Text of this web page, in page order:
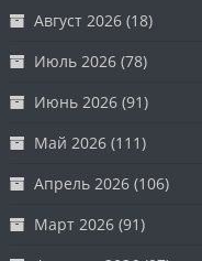
Август 2026 (18)
Июль 2026 (78)
Июнь 2026 (91)
Май 2026 (111)
Апрель 2026 (106)
Март 2026 (91)